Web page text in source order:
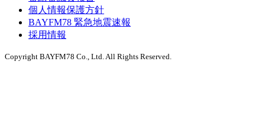
個人情報保護方針
BAYFM78 緊急地震速報
採用情報
Copyright BAYFM78 Co., Ltd. All Rights Reserved.